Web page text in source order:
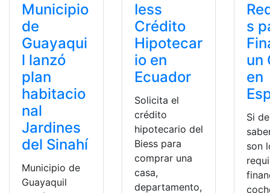
Municipio
de
Guayaqui
l lanzó
plan
habitacio
nal
Jardines
del Sinahí
Municipio de
Guayaquil
Iess
Crédito
Hipotecar
io en
Ecuador
Solicita el
crédito
hipotecario del
Biess para
comprar una
casa,
departamento,
s
un
en
Si
son